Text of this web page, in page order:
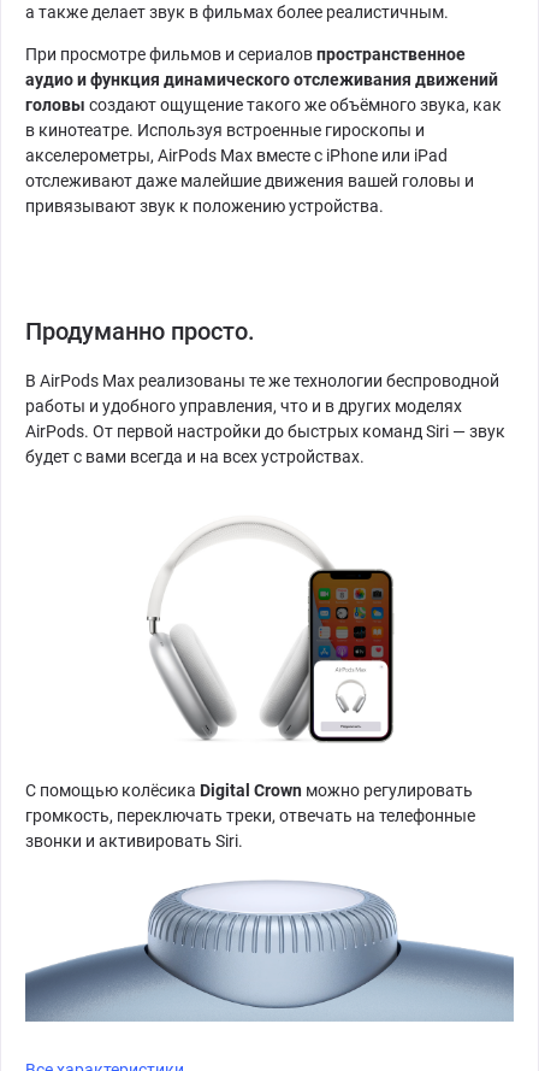
а также делает звук в фильмах более реалистичным.
При просмотре фильмов и сериаловпространственное
аудио и функция динамического отслеживания движений
головы создают ощущение такого же объёмного звука, как
в кинотеатре. Используя встроенные гироскопы и
акселерометры, AirPods Max вместе с iPhone или iPad
отслеживают даже малейшие движения вашей головы и
привязывают звук к положению устройства.
Продуманно просто.
В AirPods Max реализованы те же технологии беспроводной
работы и удобного управления, что и в других моделях
AirPods. От первой настройки до быстрых команд Siri — звук
будет с вами всегда и на всех устройствах.
C помощью колёсика Digital Crown можно регулировать
громкость, переключать треки, отвечать на телефонные
звонки и активировать Siri.